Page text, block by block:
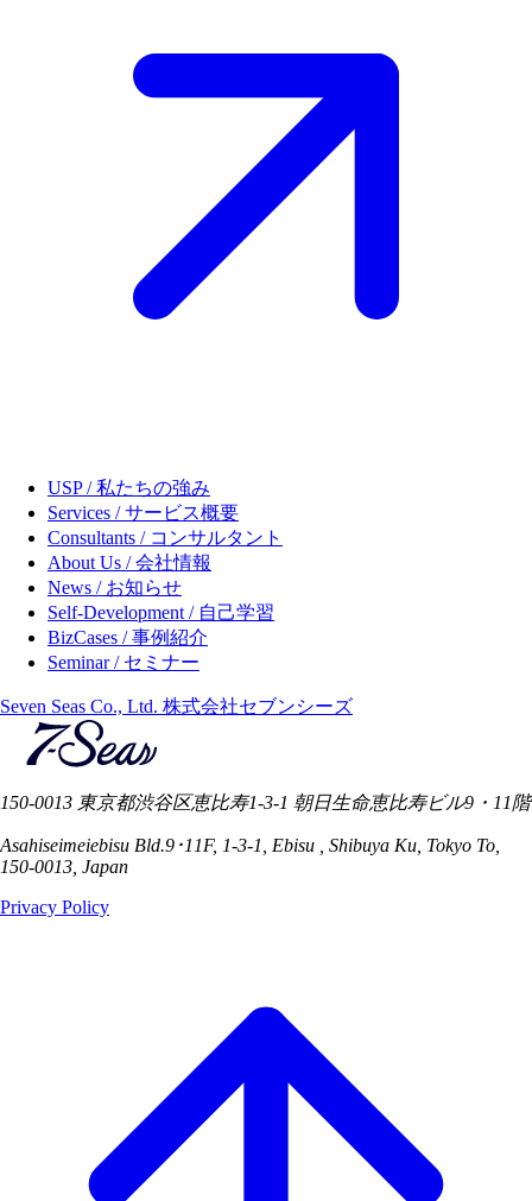
USP / 私たちの強み
Services / サービス概要
Consultants / コンサルタント
About Us / 会社情報
News / お知らせ
Self-Development / 自己学習
BizCases / 事例紹介
Seminar / セミナー
Seven Seas Co., Ltd. 株式会社セブンシーズ
150-0013 東京都渋谷区恵比寿1-3-1 朝日生命恵比寿ビル9・11階
Asahiseimeiebisu Bld.9･11F, 1-3-1, Ebisu , Shibuya Ku, Tokyo To,
150-0013, Japan
Privacy Policy